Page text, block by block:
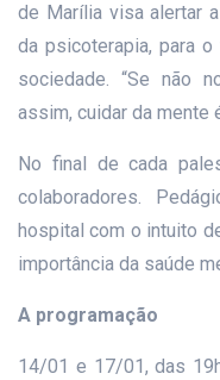
de Marília visa alertar
da psicoterapia, para
sociedade. “Se não
assim, cuidar da mente
No final de cada
colaboradores.
hospital com o intuito
importância da saúde
A programação
14/01 e 17/01, das